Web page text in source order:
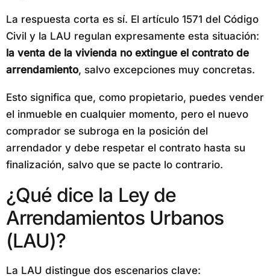
La respuesta corta es sí. El artículo 1571 del Código
Civil y la LAU regulan expresamente esta situación:
la venta de la vivienda no extingue el contrato de
arrendamiento, salvo excepciones muy concretas.
Esto significa que, como propietario, puedes vender
el inmueble en cualquier momento, pero el nuevo
comprador se subroga en la posición del
arrendador y debe respetar el contrato hasta su
finalización, salvo que se pacte lo contrario.
¿Qué dice la Ley de
Arrendamientos Urbanos
(LAU)?
La LAU distingue dos escenarios clave: